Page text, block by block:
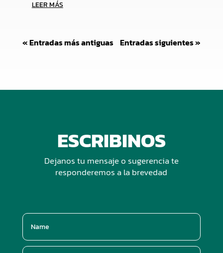
LEER MÁS
« Entradas más antiguas Entradas siguientes »
ESCRIBINOS
Dejanos tu mensaje o sugerencia te
responderemos a la brevedad